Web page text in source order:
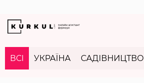
ВСІ УКРАЇНА САДІВНИЦТВО